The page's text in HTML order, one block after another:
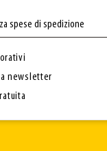
spese di spedizione
newsletter